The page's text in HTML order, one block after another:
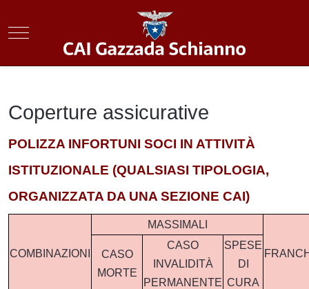
Mobile Menu Toggle
Coperture assicurative
POLIZZA INFORTUNI SOCI IN ATTIVITÀ
ISTITUZIONALE (QUALSIASI TIPOLOGIA,
ORGANIZZATA DA UNA SEZIONE CAI)
COMBINAZIONI
MASSIMALI
CASO
MORTE
CASO
INVALIDITÀ
PERMANENTE
SPESE
DI
CURA